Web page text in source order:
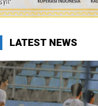
LATEST NEWS